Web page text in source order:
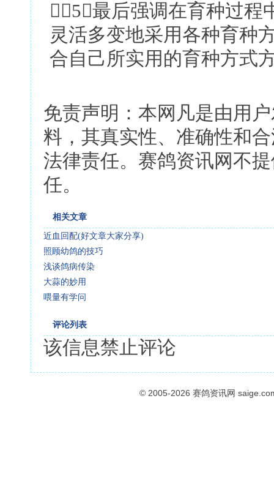
5．最后强调在育种过
灵活多变地采用各种育种
合自己所实用的育种方式
免责声明：本网凡是由用
料，其真实性、准确性和
法律责任。赛鸽资讯网不
任。
相关文章
近血回配(好文章大家分享)
照顾幼鸽的技巧
浅谈鸽病传染
大蒜的妙用
喂量有学问
评论列表
该信息禁止评论
© 2005-2026 赛鸽资讯网